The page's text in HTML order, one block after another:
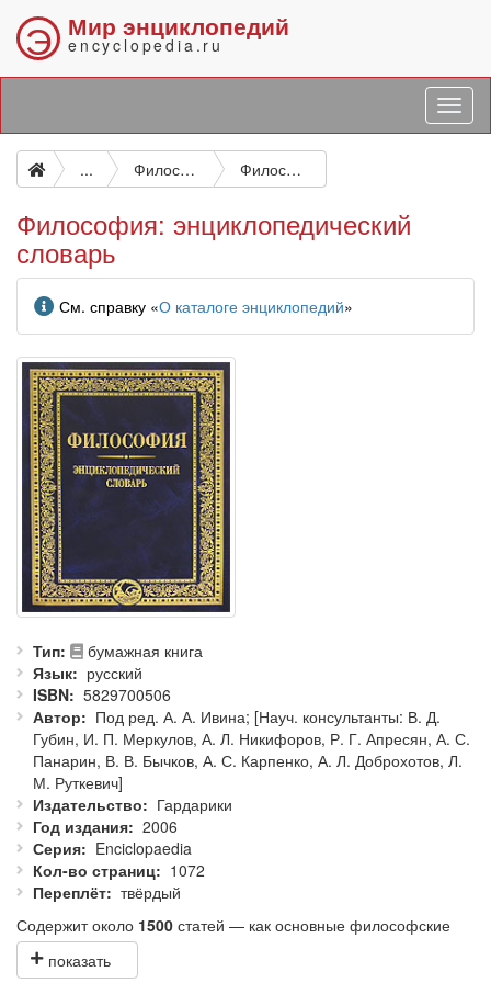
Э Мир энциклопедий
encyclopedia.ru
... Философия в целом Философия: энциклопедический словарь
Философия: энциклопедический
словарь
Информация
См. справку «О каталоге энциклопедий»
Тип
бумажная книга
Язык
русский
ISBN
5829700506
Автор
Под ред. А. А. Ивина; [Науч. консультанты: В. Д.
Губин, И. П. Меркулов, А. Л. Никифоров, Р. Г. Апресян, А. С.
Панарин, В. В. Бычков, А. С. Карпенко, А. Л. Доброхотов, Л.
М. Руткевич]
Издательство
Гардарики
Год издания
2006
Серия
Enciclopaedia
Кол-во страниц
1072
Переплёт
твёрдый
Содержит около 1500 статей — как основные философские
термины, так и множество персоналий.